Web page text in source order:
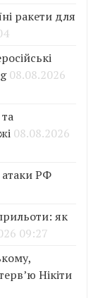
ракети для
08.08.2026
08.08.2026
атаки РФ
як
09:27
Нікіти